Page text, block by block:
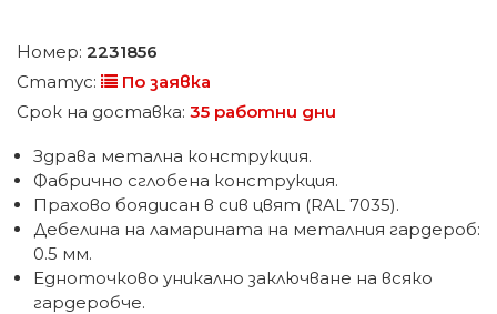
Номер: 2231856
Статус:
По заявка
Срок на доставка: 35 работни дни
Здрава метална конструкция.
Фабрично сглобена конструкция.
Прахово боядисан в сив цвят (RAL 7035).
Дебелина на ламарината на металния гардероб:
0.5 мм.
Едноточково уникално заключване на всяко
гардеробче.